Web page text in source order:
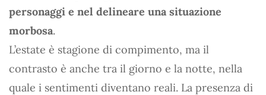
personaggi e nel delineare una situazione
morbosa.
L’estate è stagione di compimento, ma il
contrasto è anche tra il giorno e la notte, nella
quale i sentimenti diventano reali. La presenza di